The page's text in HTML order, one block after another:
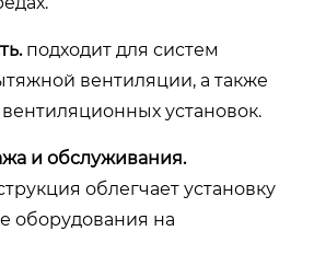
подходит для систем
вентиляции, а также
установок.
и обслуживания.
облегчает установку
оборудования на